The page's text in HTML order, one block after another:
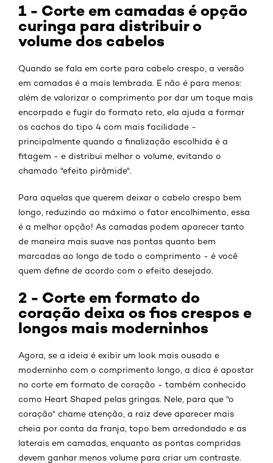
1 - Corte em camadas é opção
curinga para distribuir o
volume dos cabelos
Quando se fala em corte para cabelo crespo, a versão
em camadas é a mais lembrada. E não é para menos:
além de valorizar o comprimento por dar um toque mais
encorpado e fugir do formato reto, ela ajuda a formar
os cachos do tipo 4 com mais facilidade -
principalmente quando a finalização escolhida é a
fitagem - e distribui melhor o volume, evitando o
chamado "efeito pirâmide".
Para aquelas que querem deixar o cabelo crespo bem
longo, reduzindo ao máximo o fator encolhimento, essa
é a melhor opção! As camadas podem aparecer tanto
de maneira mais suave nas pontas quanto bem
marcadas ao longo de todo o comprimento - é você
quem define de acordo com o efeito desejado.
2 - Corte em formato do
coração deixa os fios crespos e
longos mais moderninhos
Agora, se a ideia é exibir um look mais ousado e
moderninho com o comprimento longo, a dica é apostar
no corte em formato de coração - também conhecido
como Heart Shaped pelas gringas. Nele, para que "o
coração" chame atenção, a raiz deve aparecer mais
cheia por conta da franja, topo bem arredondado e as
laterais em camadas, enquanto as pontas compridas
devem ganhar menos volume para criar um contraste.